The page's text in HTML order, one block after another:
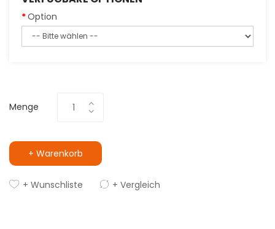
Option
Menge
+ Warenkorb
+ Wunschliste + Vergleich